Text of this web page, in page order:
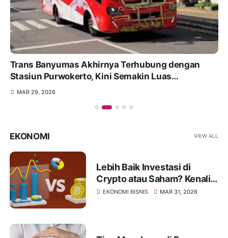
Trans Banyumas Akhirnya Terhubung dengan
Stasiun Purwokerto, Kini Semakin Luas
Jangkauannya
MAR 29, 2026
EKONOMI VIEW ALL
Lebih Baik Investasi di
Crypto atau Saham? Kenali
Jenis Risikonya Juga
EKONOMI BISNIS MAR 31, 2026